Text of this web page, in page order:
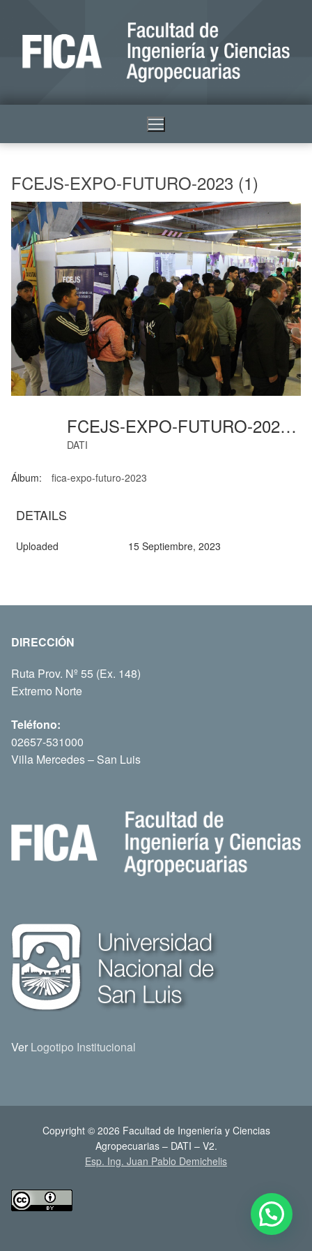
FCEJS-EXPO-FUTURO-2023 (1)
FCEJS-EXPO-FUTURO-2023 (1)
DATI
Álbum: fica-expo-futuro-2023
DETAILS
Uploaded 15 Septiembre, 2023
DIRECCIÓN
Ruta Prov. Nº 55 (Ex. 148)
Extremo Norte
Teléfono:
02657-531000
Villa Mercedes – San Luis
Ver Logotipo Institucional
Copyright © 2026 Facultad de Ingeniería y Ciencias
Agropecuarias – DATI – V2.
Esp. Ing. Juan Pablo Demichelis